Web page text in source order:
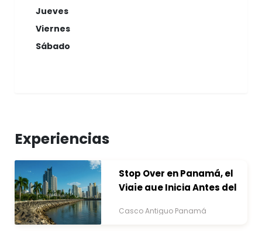
Jueves
Viernes
Sábado
Experiencias
Stop Over en Panamá, el
Viaje que Inicia Antes del
Casco Antiguo Panamá